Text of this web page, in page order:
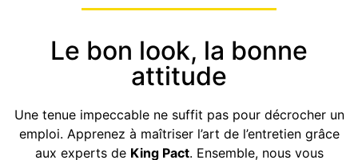
Le bon look, la bonne
attitude
Une tenue impeccable ne suffit pas pour décrocher un
emploi. Apprenez à maîtriser l’art de l’entretien grâce
aux experts de King Pact. Ensemble, nous vous